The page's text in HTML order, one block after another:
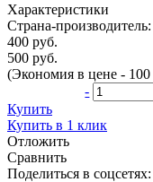
Характеристики
Страна-производитель:
400 руб.
500 руб.
(Экономия в цене - 100
-
Купить
Купить в 1 клик
Отложить
Сравнить
Поделиться в соцсетях: